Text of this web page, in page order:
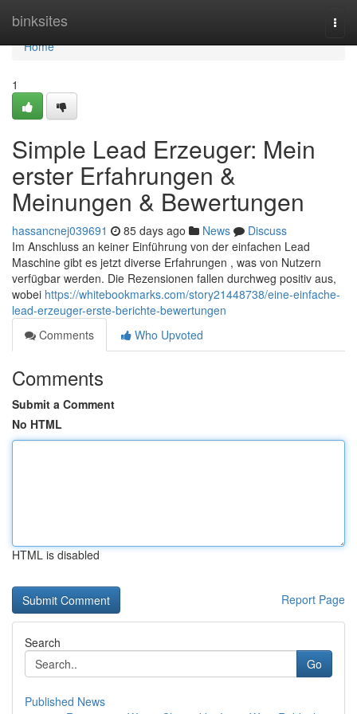
binksites
Home
Home
1
Simple Lead Erzeuger: Mein
erster Erfahrungen &
Meinungen & Bewertungen
hassancnej039691 85 days ago News
Discuss
Im Anschluss an keiner Einführung von der einfachen Lead
Maschine gibt es jetzt diverse Erfahrungen , was von Nutzern
verfügbar werden. Die Rezensionen fallen durchweg positiv aus,
wobei https://whitebookmarks.com/story21448738/eine-einfache-
lead-erzeuger-erste-berichte-bewertungen
Comments
Who Upvoted
Comments
Submit a Comment
No HTML
HTML is disabled
Report Page
Search
Go
Published News